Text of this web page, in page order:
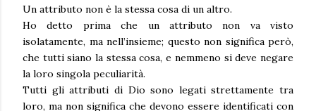
Un attributo non è la stessa cosa di un altro.
Ho detto prima che un attributo non va visto
isolatamente, ma nell’insieme; questo non significa però,
che tutti siano la stessa cosa, e nemmeno si deve negare
la loro singola peculiarità.
Tutti gli attributi di Dio sono legati strettamente tra
loro, ma non significa che devono essere identificati con